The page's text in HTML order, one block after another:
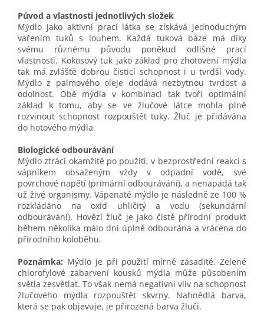
Původ a vlastnosti jednotlivých složek
Mýdlo jako aktivní prací látka se získává jednoduchým
vařením tuků s louhem. Každá tuková báze má díky
svému různému původu poněkud odlišné prací
vlastnosti. Kokosový tuk jako základ pro zhotovení mýdla
tak má zvláště dobrou čisticí schopnost i u tvrdší vody.
Mýdlo z palmového oleje dodává nezbytnou tvrdost a
odolnost. Obě mýdla v kombinaci tak tvoří optimální
základ k tomu, aby se ve žlučové látce mohla plně
rozvinout schopnost rozpouštět tuky. Žluč je přidávána
do hotového mýdla.
Biologické odbourávání
Mýdlo ztrácí okamžitě po použití, v bezprostřední reakci s
vápníkem obsaženým vždy v odpadní vodě, své
povrchové napětí (primární odbourávání), a nenapadá tak
už živé organismy. Vápenaté mýdlo je následně ze 100 %
rozkládáno na oxid uhličitý a vodu (sekundární
odbourávání). Hovězí žluč je jako čistě přírodní produkt
během několika málo dní úplně odbourána a vrácena do
přírodního koloběhu.
Poznámka: Mýdlo je při použití mírně zásadité. Zelené
chlorofylové zabarvení kousků mýdla může působením
světla zesvětlat. To však nemá negativní vliv na schopnost
žlučového mýdla rozpouštět skvrny. Nahnědlá barva,
která se pak objevuje, je přirozená barva žluči.